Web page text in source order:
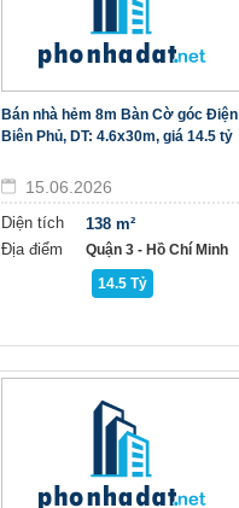
Bán nhà hẻm 8m Bàn Cờ góc Điện
Biên Phủ, DT: 4.6x30m, giá 14.5 tỷ
15.06.2026
Diện tích
Địa điểm
138 m²
Quận 3 - Hồ Chí Minh
14.5 Tỷ